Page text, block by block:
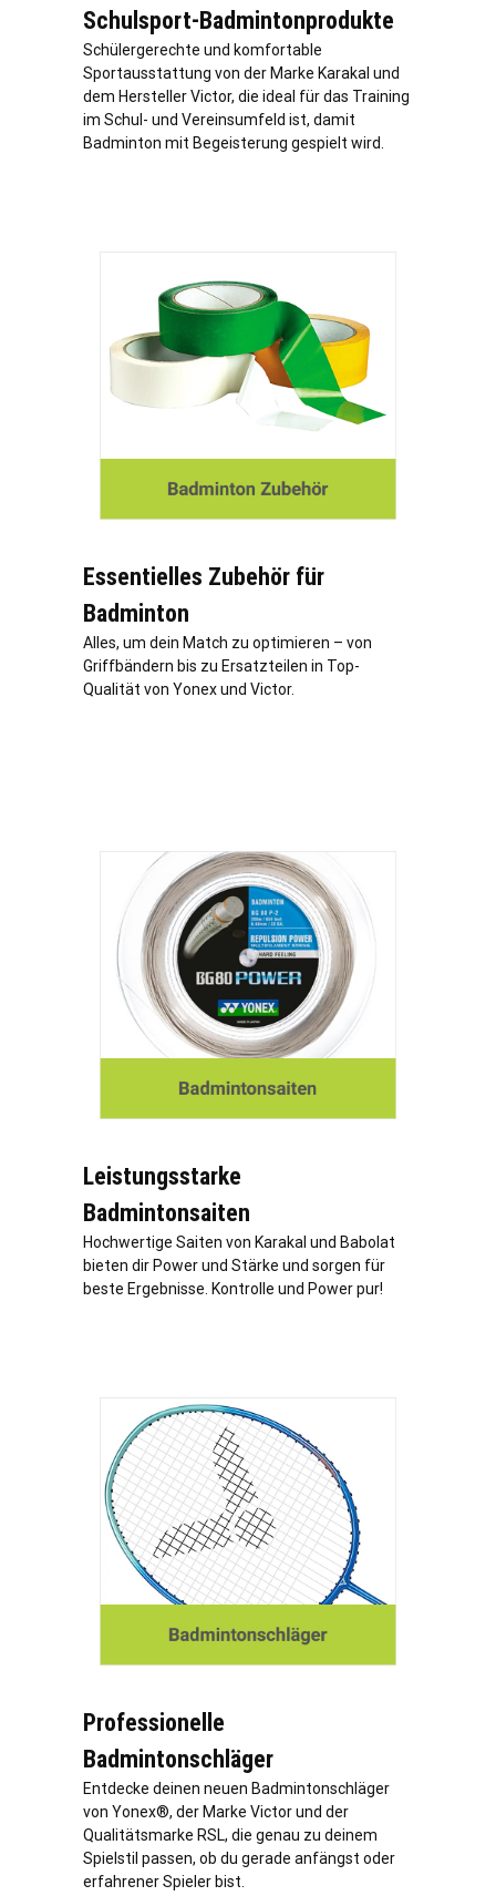
Schulsport-Badmintonprodukte
Schülergerechte und komfortable
Sportausstattung von der Marke Karakal und
dem Hersteller Victor, die ideal für das Training
im Schul- und Vereinsumfeld ist, damit
Badminton mit Begeisterung gespielt wird.
Essentielles Zubehör für
Badminton
Alles, um dein Match zu optimieren – von
Griffbändern bis zu Ersatzteilen in Top-
Qualität von Yonex und Victor.
Leistungsstarke
Badmintonsaiten
Hochwertige Saiten von Karakal und Babolat
bieten dir Power und Stärke und sorgen für
beste Ergebnisse. Kontrolle und Power pur!
Professionelle
Badmintonschläger
Entdecke deinen neuen Badmintonschläger
von Yonex®, der Marke Victor und der
Qualitätsmarke RSL, die genau zu deinem
Spielstil passen, ob du gerade anfängst oder
erfahrener Spieler bist.